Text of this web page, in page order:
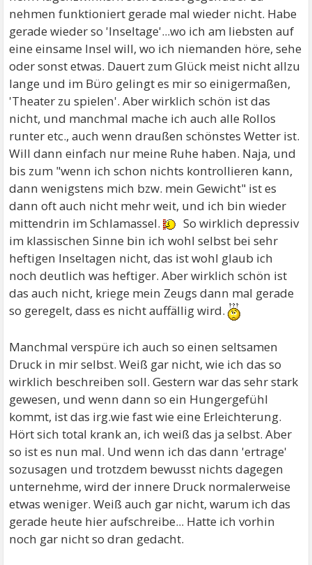
nehmen funktioniert gerade mal wieder nicht. Habe
gerade wieder so 'Inseltage'...wo ich am liebsten auf
eine einsame Insel will, wo ich niemanden höre, sehe
oder sonst etwas. Dauert zum Glück meist nicht allzu
lange und im Büro gelingt es mir so einigermaßen,
'Theater zu spielen'. Aber wirklich schön ist das
nicht, und manchmal mache ich auch alle Rollos
runter etc., auch wenn draußen schönstes Wetter ist.
Will dann einfach nur meine Ruhe haben. Naja, und
bis zum "wenn ich schon nichts kontrollieren kann,
dann wenigstens mich bzw. mein Gewicht" ist es
dann oft auch nicht mehr weit, und ich bin wieder
mittendrin im Schlamassel.
So wirklich depressiv
im klassischen Sinne bin ich wohl selbst bei sehr
heftigen Inseltagen nicht, das ist wohl glaub ich
noch deutlich was heftiger. Aber wirklich schön ist
das auch nicht, kriege mein Zeugs dann mal gerade
so geregelt, dass es nicht auffällig wird.
Manchmal verspüre ich auch so einen seltsamen
Druck in mir selbst. Weiß gar nicht, wie ich das so
wirklich beschreiben soll. Gestern war das sehr stark
gewesen, und wenn dann so ein Hungergefühl
kommt, ist das irg.wie fast wie eine Erleichterung.
Hört sich total krank an, ich weiß das ja selbst. Aber
so ist es nun mal. Und wenn ich das dann 'ertrage'
sozusagen und trotzdem bewusst nichts dagegen
unternehme, wird der innere Druck normalerweise
etwas weniger. Weiß auch gar nicht, warum ich das
gerade heute hier aufschreibe... Hatte ich vorhin
noch gar nicht so dran gedacht.